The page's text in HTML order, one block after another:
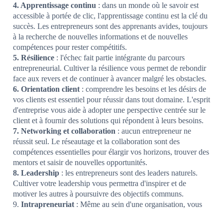
4. Apprentissage continu : dans un monde où le savoir est
accessible à portée de clic, l'apprentissage continu est la clé du
succès. Les entrepreneurs sont des apprenants avides, toujours
à la recherche de nouvelles informations et de nouvelles
compétences pour rester compétitifs.
5. Résilience : l'échec fait partie intégrante du parcours
entrepreneurial. Cultiver la résilience vous permet de rebondir
face aux revers et de continuer à avancer malgré les obstacles.
6. Orientation client : comprendre les besoins et les désirs de
vos clients est essentiel pour réussir dans tout domaine. L'esprit
d'entreprise vous aide à adopter une perspective centrée sur le
client et à fournir des solutions qui répondent à leurs besoins.
7. Networking et collaboration : aucun entrepreneur ne
réussit seul. Le réseautage et la collaboration sont des
compétences essentielles pour élargir vos horizons, trouver des
mentors et saisir de nouvelles opportunités.
8. Leadership : les entrepreneurs sont des leaders naturels.
Cultiver votre leadership vous permettra d'inspirer et de
motiver les autres à poursuivre des objectifs communs.
9. Intrapreneuriat : Même au sein d'une organisation, vous